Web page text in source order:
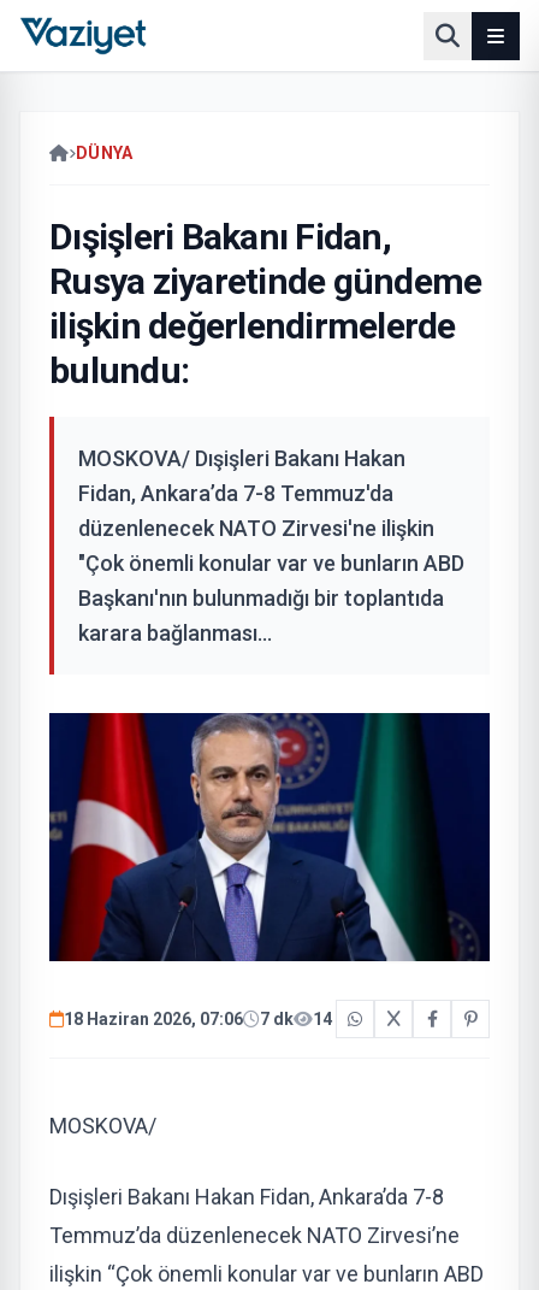
DÜNYA
Dışişleri Bakanı Fidan,
Rusya ziyaretinde gündeme
ilişkin değerlendirmelerde
bulundu:
MOSKOVA/ Dışişleri Bakanı Hakan
Fidan, Ankara’da 7-8 Temmuz'da
düzenlenecek NATO Zirvesi'ne ilişkin
"Çok önemli konular var ve bunların ABD
Başkanı'nın bulunmadığı bir toplantıda
karara bağlanması...
18 Haziran 2026, 07:06 7 dk 14
MOSKOVA/
Dışişleri Bakanı Hakan Fidan, Ankara’da 7-8
Temmuz’da düzenlenecek NATO Zirvesi’ne
ilişkin “Çok önemli konular var ve bunların ABD